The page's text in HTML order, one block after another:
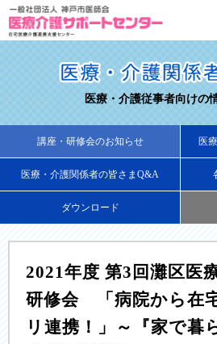
医療・介護従事者向けの
講座・研修会のお知らせ 医
医療・介護関係者の皆さまQ&A
ダウンロード
2021年度 第3回灘区医
研修会 「病院から在
リ連携！」～『家で暮